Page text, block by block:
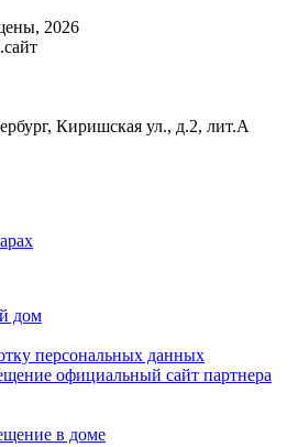
, 2026
Киришская ул., д.2, лит.А
дом
персональных данных
официальный сайт партнера
в доме